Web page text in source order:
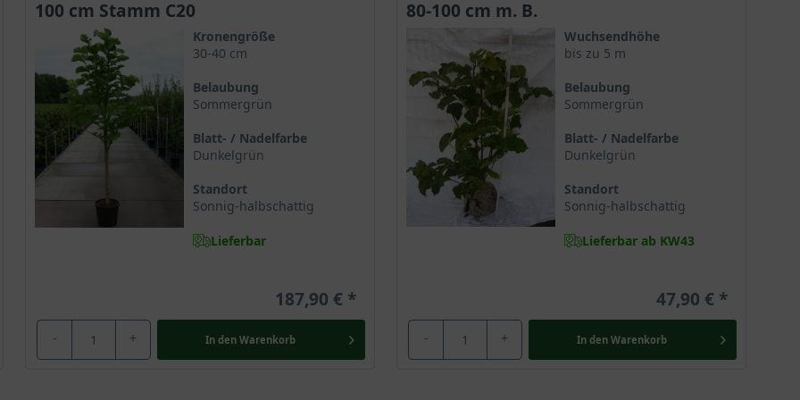
den Garten, sondern dient zudem im Bereich der Medizin als Rohstofflieferant für diverse Arzneien. Die Magnolie gilt
wurde die Magnolie bereits im 7. Jahrhundert in buddhistischen Klöstern kultiviert und war als Zierelement sehr
Prinzip (Yin) und repräsentiert Werte wie Anmut, Reinheit und Würde. Der chinesische Name “Mulan“ ist in
Magnolie.
100 cm Stamm C20
Kronengröße
30-40 cm
Belaubung
Sommergrün
Blatt- / Nadelfarbe
Dunkelgrün
Standort
Sonnig-halbschattig
Lieferbar
187,90 €
- + In den Warenkorb
80-100 cm m. B.
Wuchsendhöhe
bis zu 5 m
Belaubung
Sommergrün
Blatt- / Nadelfarbe
Dunkelgrün
Standort
Sonnig-halbschattig
Lieferbar ab KW43
47,90 €
- + In den Warenkorb